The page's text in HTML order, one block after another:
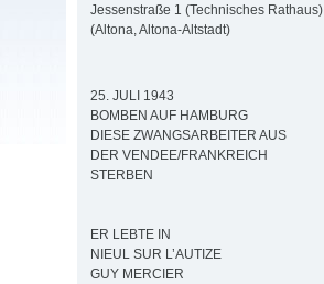
Jessenstraße 1 (Technisches Rathaus)
(Altona, Altona-Altstadt)
25. JULI 1943
BOMBEN AUF HAMBURG
DIESE ZWANGSARBEITER AUS
DER VENDEE/FRANKREICH
STERBEN
ER LEBTE IN
NIEUL SUR L’AUTIZE
GUY MERCIER